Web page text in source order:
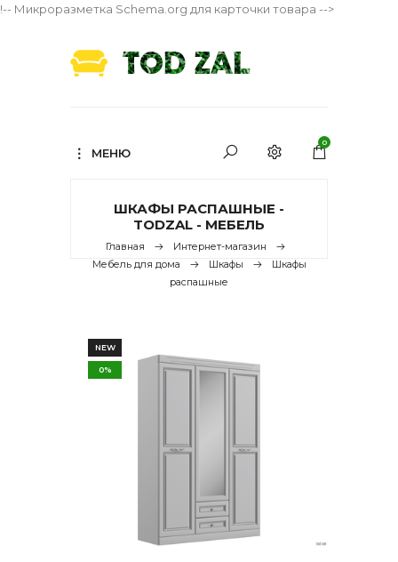
!-- Микроразметка Schema.org для карточки товара -->
МЕНЮ
0
ШКАФЫ РАСПАШНЫЕ -
TODZAL - МЕБЕЛЬ
Главная
Интернет-магазин
Мебель для дома
Шкафы
Шкафы
распашные
NEW
0%